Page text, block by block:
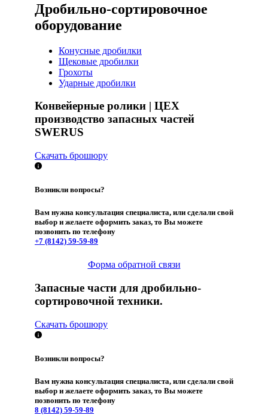
Дробильно-сортировочное
оборудование
Конусные дробилки
Щековые дробилки
Грохоты
Ударные дробилки
Конвейерные ролики | ЦЕХ
производство запасных частей
SWERUS
Скачать брошюру
Возникли вопросы?
Вам нужна консультация специалиста, или сделали свой
выбор и желаете оформить заказ, то Вы можете
позвонить по телефону
+7 (8142) 59-59-89
Форма обратной связи
Запасные части для дробильно-
сортировочной техники.
Скачать брошюру
Возникли вопросы?
Вам нужна консультация специалиста, или сделали свой
выбор и желаете оформить заказ, то Вы можете
позвонить по телефону
8 (8142) 59-59-89